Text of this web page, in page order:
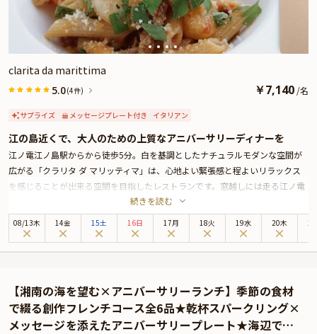
とときをお過ごしください。
さらに本プランでは、有料オプションでアニバーサリーにぴったりな花束・ギ
フト・カスタマイズ可能なメッセージカードなどを付けられます。メッセージ
カードは着席時に、花束やギフトはデザートタイム後のアニバーサリープレー
ト提供時にご予約主様にお渡しいたしますので、サプライズにお役立てくださ
い。詳しくは、本ページ中段の「お祝いアイテム」の欄でお選び頂けます。
clarita da marittima
5.0(4件) ￥7,140 /名
サプライズ メッセージプレート付き イタリアン
江の島近くで、大人のための上質なアニバーサリーディナーを
江ノ電江ノ島駅からから徒歩5分。白を基調としたナチュラルモダンな空間が
広がる「クラリタ ダ マリッティマ」は、心地よい緊張感と程よいリラックス
を感じることが出来る空間を目指したレストランです。窓越しには走る江ノ電
を望みながら、ゆったりと落ち着いたテーブル席で、記念日を一層特別なもの
へと導きます。
ここで味わうのは、相模湾の新鮮魚介や湘南野菜、やまゆりポークなど、湘南
また、料理に合わせた厳選ワインもご用意。落ち着いた店内でゆったりとグラ
スを傾けながら、贅沢なひとときをお楽しみいただけます。コースの締めくく
りには、大切な方への想いを伝えるメッセージ付きプレートをご提供。心に残
続きを読む
08/13木 14金 15土 16日 17月 18火 19水 20木
【湘南の海を望む×アニバーサリーランチ】季節の食材
で綴る創作フレンチコース全6品★乾杯スパークリング×
メッセージを添えたアニバーサリープレート★海辺で祝